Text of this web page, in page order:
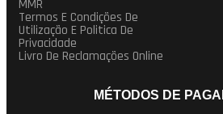
MMR
Termos E Condições De
Utilização E Politica De
Privacidade
Livro De Reclamações Online
MÉTODOS DE